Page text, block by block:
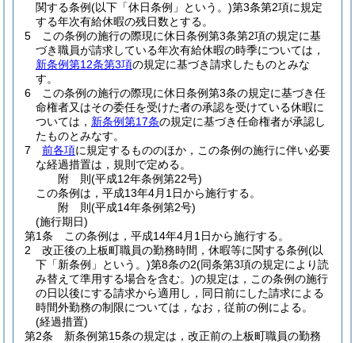
関する条例(以下「休日条例」という。)第3条第2項に規定
する年次有給休暇の残日数とする。
5
この条例の施行の際現に休日条例第3条第2項の規定に基
づき職員が請求している年次有給休暇の時季については，
新条例第12条第3項の規定に基づき請求したものとみな
す。
6
この条例の施行の際現に休日条例第3条の規定に基づき任
命権者又はその委任を受けた者の承認を受けている休暇に
ついては， 新条例第17条の規定に基づき任命権者が承認し
たものとみなす。
7
前各項に規定するもののほか，この条例の施行に伴い必要
な経過措置は，規則で定める。
附 則(平成12年条例第22号)
この条例は，平成13年4月1日から施行する。
附 則(平成14年条例第2号)
(施行期日)
第1条
この条例は，平成14年4月1日から施行する。
2
改正後の上板町職員の勤務時間，休暇等に関する条例(以
下「新条例」という。)第8条の2(同条第3項の規定により読
み替えて準用する場合を含む。)の規定は，この条例の施行
の日以後にする請求から適用し，同日前にした請求による
時間外勤務の制限については，なお，従前の例による。
(経過措置)
第2条
新条例第15条の規定は，改正前の上板町職員の勤務